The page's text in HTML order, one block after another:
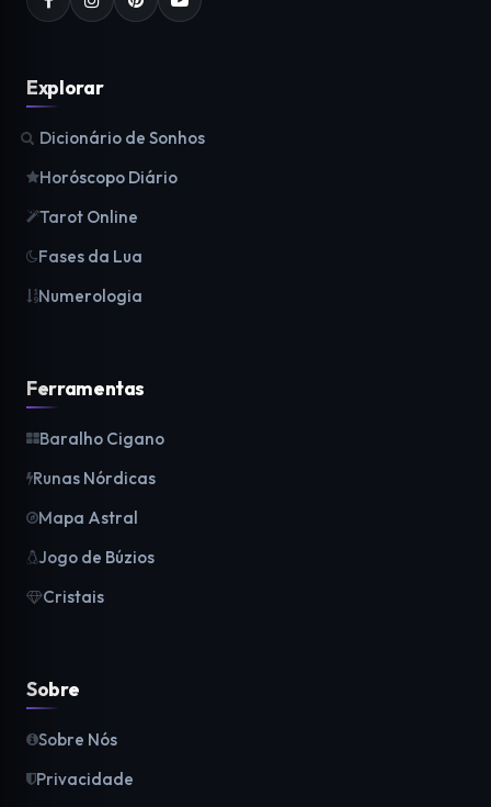
Explorar
Dicionário de Sonhos
Horóscopo Diário
Tarot Online
Fases da Lua
Numerologia
Ferramentas
Baralho Cigano
Runas Nórdicas
Mapa Astral
Jogo de Búzios
Cristais
Sobre
Sobre Nós
Privacidade